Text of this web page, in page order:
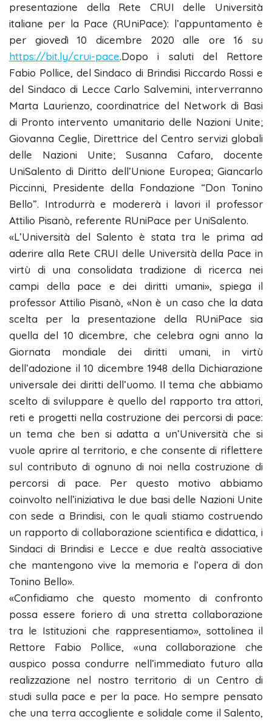
presentazione della Rete CRUI delle Università
italiane per la Pace (RUniPace): l’appuntamento è
per giovedì 10 dicembre 2020 alle ore 16 su
https://bit.ly/crui-pace.Dopo i saluti del Rettore
Fabio Pollice, del Sindaco di Brindisi Riccardo Rossi e
del Sindaco di Lecce Carlo Salvemini, interverranno
Marta Laurienzo, coordinatrice del Network di Basi
di Pronto intervento umanitario delle Nazioni Unite;
Giovanna Ceglie, Direttrice del Centro servizi globali
delle Nazioni Unite; Susanna Cafaro, docente
UniSalento di Diritto dell’Unione Europea; Giancarlo
Piccinni, Presidente della Fondazione “Don Tonino
Bello”. Introdurrà e modererà i lavori il professor
Attilio Pisanò, referente RUniPace per UniSalento.
«L’Università del Salento è stata tra le prima ad
aderire alla Rete CRUI delle Università della Pace in
virtù di una consolidata tradizione di ricerca nei
campi della pace e dei diritti umani», spiega il
professor Attilio Pisanò, «Non è un caso che la data
scelta per la presentazione della RUniPace sia
quella del 10 dicembre, che celebra ogni anno la
Giornata mondiale dei diritti umani, in virtù
dell’adozione il 10 dicembre 1948 della Dichiarazione
universale dei diritti dell’uomo. Il tema che abbiamo
scelto di sviluppare è quello del rapporto tra attori,
reti e progetti nella costruzione dei percorsi di pace:
un tema che ben si adatta a un’Università che si
vuole aprire al territorio, e che consente di riflettere
sul contributo di ognuno di noi nella costruzione di
percorsi di pace. Per questo motivo abbiamo
coinvolto nell’iniziativa le due basi delle Nazioni Unite
con sede a Brindisi, con le quali stiamo costruendo
un rapporto di collaborazione scientifica e didattica, i
Sindaci di Brindisi e Lecce e due realtà associative
che mantengono vive la memoria e l’opera di don
Tonino Bello».
«Confidiamo che questo momento di confronto
possa essere foriero di una stretta collaborazione
tra le Istituzioni che rappresentiamo», sottolinea il
Rettore Fabio Pollice, «una collaborazione che
auspico possa condurre nell’immediato futuro alla
realizzazione nel nostro territorio di un Centro di
studi sulla pace e per la pace. Ho sempre pensato
che una terra accogliente e solidale come il Salento,